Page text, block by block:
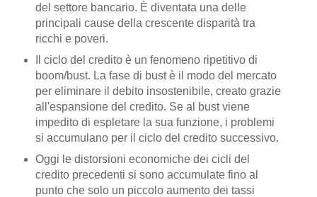
del settore bancario. È diventata una delle
principali cause della crescente disparità tra
ricchi e poveri.
Il ciclo del credito è un fenomeno ripetitivo di
boom/bust. La fase di bust è il modo del mercato
per eliminare il debito insostenibile, creato grazie
all'espansione del credito. Se al bust viene
impedito di espletare la sua funzione, i problemi
si accumulano per il ciclo del credito successivo.
Oggi le distorsioni economiche dei cicli del
credito precedenti si sono accumulate fino al
punto che solo un piccolo aumento dei tassi